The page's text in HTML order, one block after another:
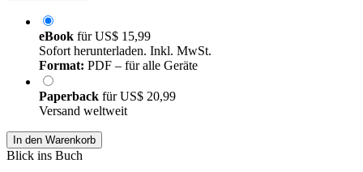
eBook fürUS$ 15,99
Sofort herunterladen. Inkl. MwSt.
Format: PDF – für alle Geräte
Paperback fürUS$ 20,99
Versand weltweit
In den Warenkorb
Blick ins Buch